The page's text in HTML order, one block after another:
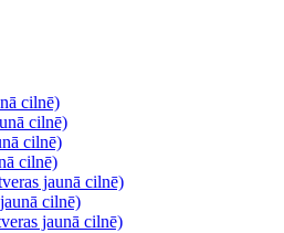
cilnē)
cilnē)
cilnē)
cilnē)
jaunā cilnē)
cilnē)
jaunā cilnē)